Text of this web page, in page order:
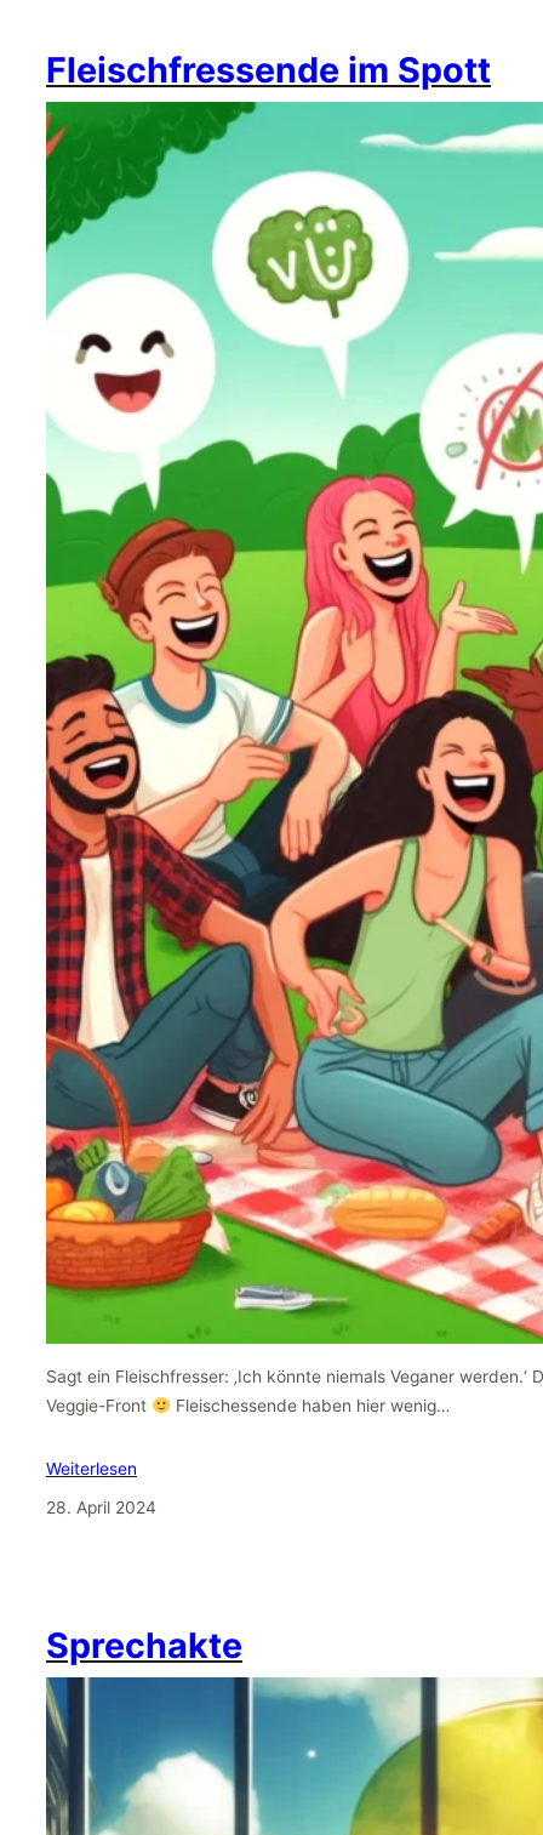
Fleischfressende im Spott
Sagt ein Fleischfresser: ‚Ich könnte niemals Veganer
Veggie-Front
Fleischessende haben hier wenig…
Weiterlesen
28. April 2024
Sprechakte